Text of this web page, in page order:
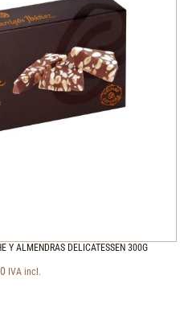
Y ALMENDRAS DELICATESSEN 300G
IVA incl.